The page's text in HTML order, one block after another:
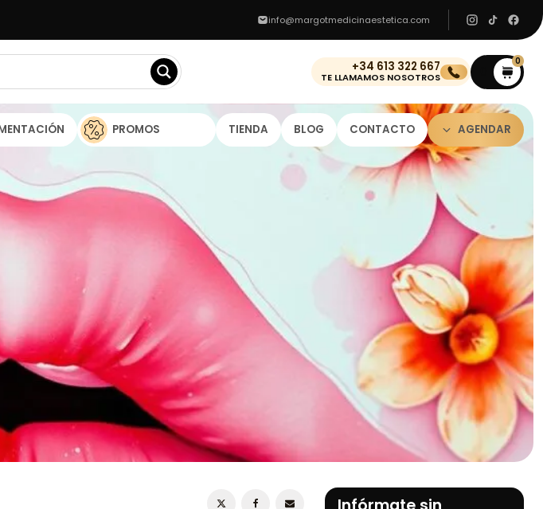
info@margotmedicinaestetica.com
+34 613 322 667
TE LLAMAMOS NOSOTROS
0
PROMOS TIENDA BLOG CONTACTO AGENDAR
ESTOY DE ACUERDO CON LA
POLÍTICA DE